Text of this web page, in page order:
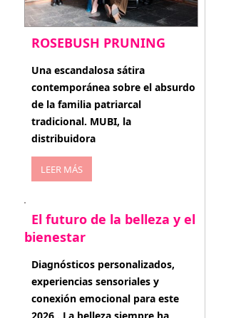
ROSEBUSH PRUNING
enero 20, 2026
Una escandalosa sátira
contemporánea sobre el absurdo
de la familia patriarcal
tradicional. MUBI, la
distribuidora
LEER MÁS
El futuro de la belleza y el
bienestar
enero 15, 2026
Diagnósticos personalizados,
experiencias sensoriales y
conexión emocional para este